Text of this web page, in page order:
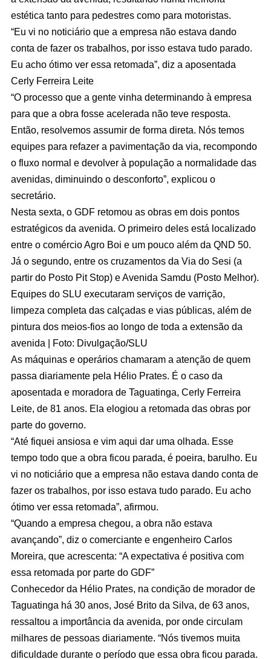
estética tanto para pedestres como para motoristas.
“Eu vi no noticiário que a empresa não estava dando
conta de fazer os trabalhos, por isso estava tudo parado.
Eu acho ótimo ver essa retomada”, diz a aposentada
Cerly Ferreira Leite
“O processo que a gente vinha determinando à empresa
para que a obra fosse acelerada não teve resposta.
Então, resolvemos assumir de forma direta. Nós temos
equipes para refazer a pavimentação da via, recompondo
o fluxo normal e devolver à população a normalidade das
avenidas, diminuindo o desconforto”, explicou o
secretário.
Nesta sexta, o GDF retomou as obras em dois pontos
estratégicos da avenida. O primeiro deles está localizado
entre o comércio Agro Boi e um pouco além da QND 50.
Já o segundo, entre os cruzamentos da Via do Sesi (a
partir do Posto Pit Stop) e Avenida Samdu (Posto Melhor).
Equipes do SLU executaram serviços de varrição,
limpeza completa das calçadas e vias públicas, além de
pintura dos meios-fios ao longo de toda a extensão da
avenida | Foto: Divulgação/SLU
As máquinas e operários chamaram a atenção de quem
passa diariamente pela Hélio Prates. É o caso da
aposentada e moradora de Taguatinga, Cerly Ferreira
Leite, de 81 anos. Ela elogiou a retomada das obras por
parte do governo.
“Até fiquei ansiosa e vim aqui dar uma olhada. Esse
tempo todo que a obra ficou parada, é poeira, barulho. Eu
vi no noticiário que a empresa não estava dando conta de
fazer os trabalhos, por isso estava tudo parado. Eu acho
ótimo ver essa retomada”, afirmou.
“Quando a empresa chegou, a obra não estava
avançando”, diz o comerciante e engenheiro Carlos
Moreira, que acrescenta: “A expectativa é positiva com
essa retomada por parte do GDF”
Conhecedor da Hélio Prates, na condição de morador de
Taguatinga há 30 anos, José Brito da Silva, de 63 anos,
ressaltou a importância da avenida, por onde circulam
milhares de pessoas diariamente. “Nós tivemos muita
dificuldade durante o período que essa obra ficou parada.